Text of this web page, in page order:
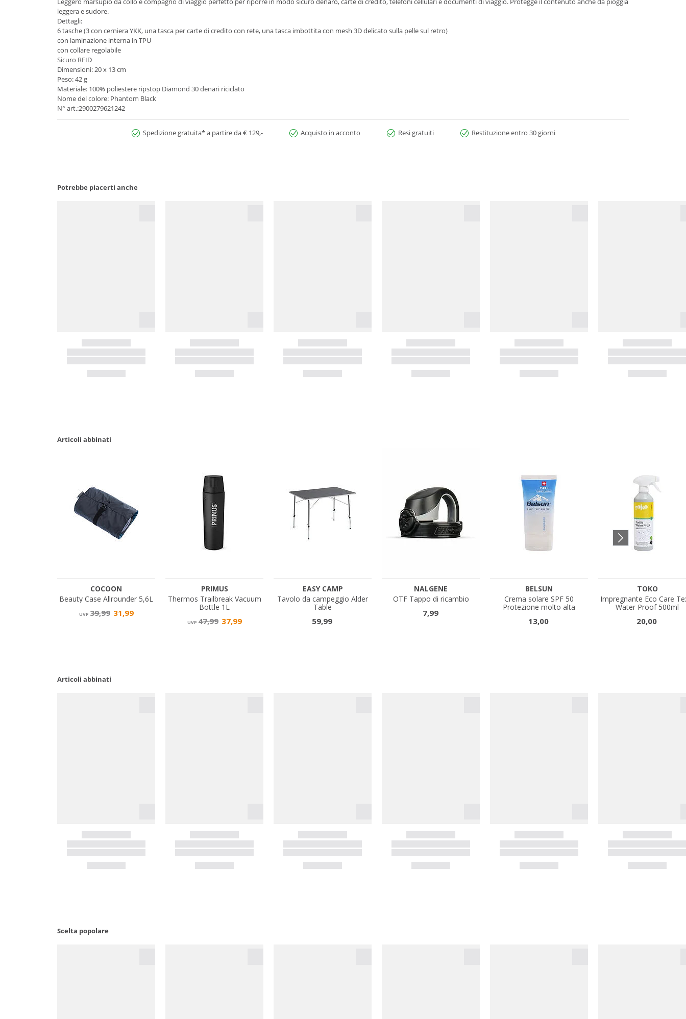
leggera e sudore.
Dettagli:
6 tasche (3 con cerniera YKK, una tasca per carte di credito con rete, una tasca imbottita con mesh 3D delicato sulla pelle sul retro)
con laminazione interna in TPU
con collare regolabile
Sicuro RFID
Dimensioni: 20 x 13 cm
Peso: 42 g
Materiale: 100% poliestere ripstop Diamond 30 denari riciclato
Nome del colore: Phantom Black
N° art.:2900279621242
Spedizione gratuita* a partire da € 129,- Acquisto in acconto Resi gratuiti Restituzione entro 30 giorni
Potrebbe piacerti anche
Articoli abbinati
Articoli abbinati
Scelta popolare